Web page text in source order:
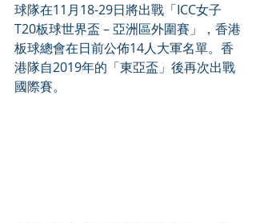
球隊在11月18-29日將出戰「ICC女子
T20板球世界盃 – 亞洲區外圍賽」，香港
板球總會在日前公佈14人大軍名單。香
港隊自2019年的「東亞盃」後再次出戰
國際賽。